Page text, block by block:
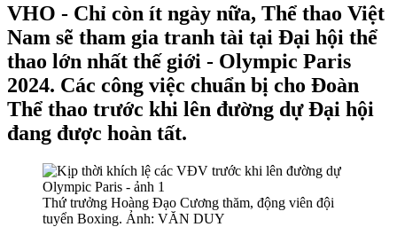
VHO - Chỉ còn ít ngày nữa, Thể thao Việt
Nam sẽ tham gia tranh tài tại Đại hội thể
thao lớn nhất thế giới - Olympic Paris
2024. Các công việc chuẩn bị cho Đoàn
Thể thao trước khi lên đường dự Đại hội
đang được hoàn tất.
Thứ trưởng Hoàng Đạo Cương thăm, động viên đội
tuyển Boxing. Ảnh: VĂN DUY